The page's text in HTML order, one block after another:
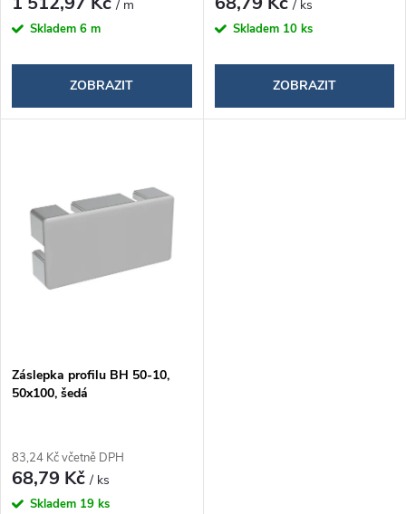
u
k
d
u
k
ů
/ m
Skladem 6 m
ZOBRAZIT
/ ks
Skladem 10 ks
ZOBRAZIT
Záslepka profilu BH 50-10,
50x100, šedá
83,24 Kč včetně DPH
68,79 Kč/ ks
Skladem 19 ks